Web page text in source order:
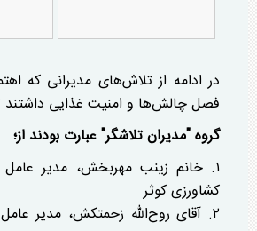
در ادامه از تلاش‌های مدیرانی که
فصل چالش‌ها و امنیت غذایی
گروه "مدیران تلاشگر" عبارت بودند از؛
۱. خانم زینب مهربخش، مدیر عامل
کشاورزی کوثر
۲. آقای روح‌الله زحمتکش، مدیر